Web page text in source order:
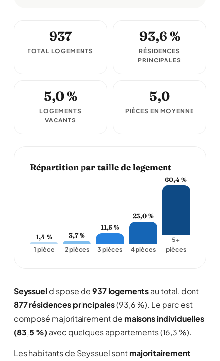
937
TOTAL LOGEMENTS
93,6 %
RÉSIDENCES
PRINCIPALES
5,0 %
LOGEMENTS
VACANTS
5,0
PIÈCES EN MOYENNE
Répartition par taille de logement
1,4 %
1 pièce
3,7 %
2 pièces
11,5 %
3 pièces
23,0 %
4 pièces
60,4 %
5+
pièces
Seyssuel dispose de937 logementsau total, dont
877 résidences principales(93,6 %). Le parc est
composé majoritairement de maisons individuelles
(83,5 %) avec quelques appartements (16,3 %).
Les habitants de Seyssuel sontmajoritairement